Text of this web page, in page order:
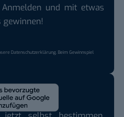
Anmelden und mit etwas
gewinnen!
Datenschutzerklärung. Beim Gewinnspiel